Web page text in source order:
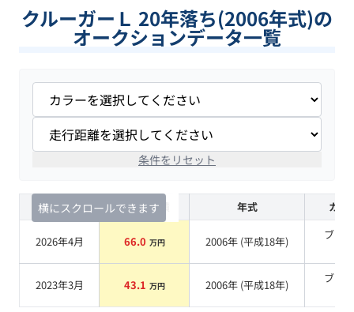
クルーガーＬ 20年落ち(2006年式)の
オークションデータ一覧
条件をリセット
横にスクロールできます
査定時期 セルカ実績 年式 カラ
2026年4月 66.0 万円 2006年 (平成18年)
ブラ
2023年3月 43.1 万円 2006年 (平成18年)
ブラ